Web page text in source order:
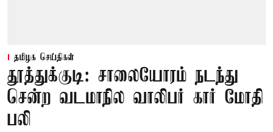
தமிழக செய்திகள்
தூத்துக்குடி: சாலையோரம் நடந்து
சென்ற வடமாநில வாலிபர் கார் மோதி
பலி